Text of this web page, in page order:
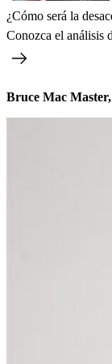
¿Cómo será la
Conozca el análisis
Bruce Mac